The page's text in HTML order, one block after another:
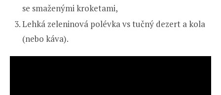
se smaženými kroketami,
Lehká zeleninová polévka vs tučný dezert a kola
(nebo káva).